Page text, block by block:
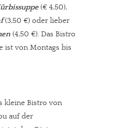
(€ 4,50),
(3,50 €) oder lieber
(4,50 €). Das Bistro
ist von Montags bis
kleine Bistro von
auf der